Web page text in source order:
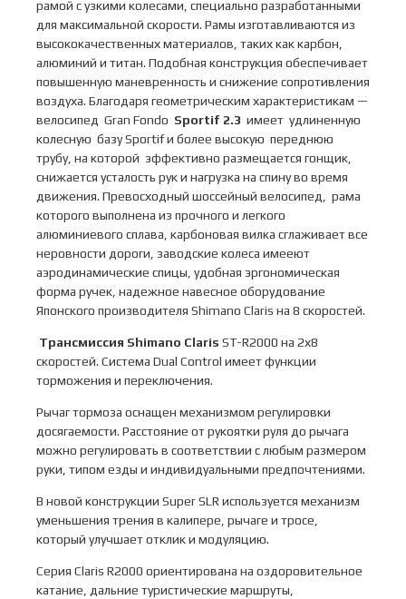
рамой с узкими колесами, специально разработанными
для максимальной скорости. Рамы изготавливаются из
высококачественных материалов, таких как карбон,
алюминий и титан. Подобная конструкция обеспечивает
повышенную маневренность и снижение сопротивления
воздуха. Благодаря геометрическим характеристикам —
велосипед Gran Fondo Sportif 2.3 имеет удлиненную
колесную базу Sportif и более высокую переднюю
трубу, на которой эффективно размещается гонщик,
снижается усталость рук и нагрузка на спину во время
движения. Превосходный шоссейный велосипед, рама
которого выполнена из прочного и легкого
алюминиевого сплава, карбоновая вилка сглаживает все
неровности дороги, заводские колеса имееют
аэродинамические спицы, удобная эргономическая
форма ручек, надежное навесное оборудование
Японского производителя Shimano Claris на 8 скоростей.
Трансмиссия Shimano Claris ST-R2000 на 2х8
скоростей. Система Dual Control имеет функции
торможения и переключения.
Рычаг тормоза оснащен механизмом регулировки
досягаемости. Расстояние от рукоятки руля до рычага
можно регулировать в соответствии с любым размером
руки, типом езды и индивидуальными предпочтениями.
В новой конструкции Super SLR используется механизм
уменьшения трения в калипере, рычаге и тросе,
который улучшает отклик и модуляцию.
Серия Claris R2000 ориентирована на оздоровительное
катание, дальние туристические маршруты,